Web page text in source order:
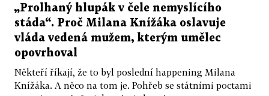
„Prolhaný hlupák v čele nemyslícího
stáda“. Proč Milana Knížáka oslavuje
vláda vedená mužem, kterým umělec
opovrhoval
Někteří říkají, že to byl poslední happening Milana
Knížáka. A něco na tom je. Pohřeb se státními poctami